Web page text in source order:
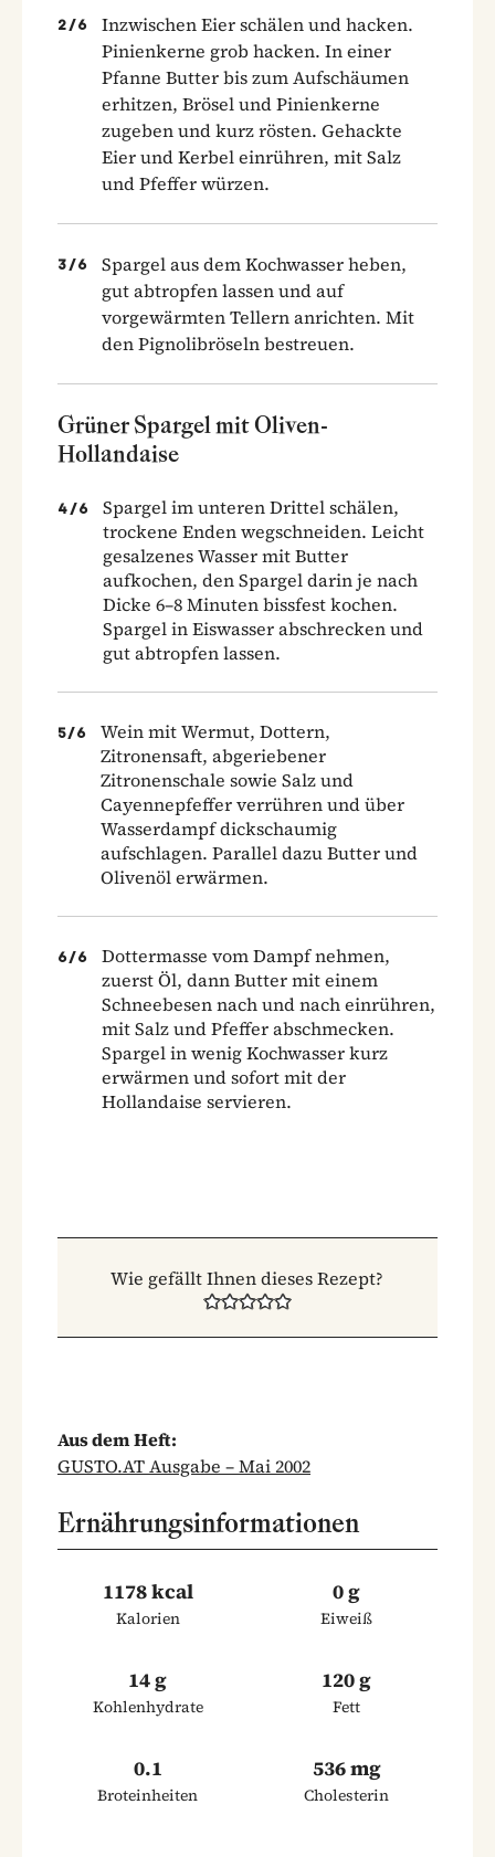
2 /6
Inzwischen Eier schälen und hacken.
Pinienkerne grob hacken. In einer
Pfanne Butter bis zum Aufschäumen
erhitzen, Brösel und Pinienkerne
zugeben und kurz rösten. Gehackte
Eier und Kerbel einrühren, mit Salz
und Pfeffer würzen.
3 /6
Spargel aus dem Kochwasser heben,
gut abtropfen lassen und auf
vorgewärmten Tellern anrichten. Mit
den Pignolibröseln bestreuen.
Grüner Spargel mit Oliven-
Hollandaise
4 /6
Spargel im unteren Drittel schälen,
trockene Enden wegschneiden. Leicht
gesalzenes Wasser mit Butter
aufkochen, den Spargel darin je nach
Dicke 6–8 Minuten bissfest kochen.
Spargel in Eiswasser abschrecken und
gut abtropfen lassen.
5/6
Wein mit Wermut, Dottern,
Zitronensaft, abgeriebener
Zitronenschale sowie Salz und
Cayennepfeffer verrühren und über
Wasserdampf dickschaumig
aufschlagen. Parallel dazu Butter und
Olivenöl erwärmen.
6/6
Dottermasse vom Dampf nehmen,
zuerst Öl, dann Butter mit einem
Schneebesen nach und nach einrühren,
mit Salz und Pfeffer abschmecken.
Spargel in wenig Kochwasser kurz
erwärmen und sofort mit der
Hollandaise servieren.
Wie gefällt Ihnen dieses Rezept?
Aus dem Heft:
GUSTO.AT Ausgabe – Mai 2002
Ernährungsinformationen
1178 kcal
Kalorien
0 g
Eiweiß
14 g
Kohlenhydrate
120 g
Fett
0.1
Broteinheiten
536 mg
Cholesterin